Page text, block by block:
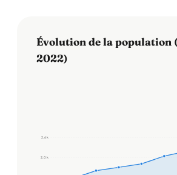
Évolution de la population
2022)
2,0 k
2,6 k